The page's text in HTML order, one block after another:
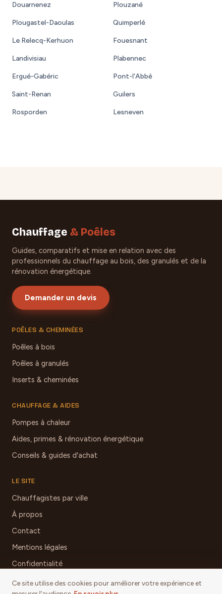
Douarnenez Plouzané
Plougastel-Daoulas Quimperlé
Le Relecq-Kerhuon Fouesnant
Landivisiau Plabennec
Ergué-Gabéric Pont-l'Abbé
Saint-Renan Guilers
Rosporden Lesneven
Chauffage & Poêles
Guides, comparatifs et mise en relation avec des
professionnels du chauffage au bois, des granulés et de la
rénovation énergétique.
Demander un devis
POÊLES & CHEMINÉES
Poêles à bois
Poêles à granulés
Inserts & cheminées
CHAUFFAGE & AIDES
Pompes à chaleur
Aides, primes & rénovation énergétique
Conseils & guides d'achat
LE SITE
Chauffagistes par ville
À propos
Contact
Mentions légales
Confidentialité
Ce site utilise des cookies pour améliorer votre expérience et